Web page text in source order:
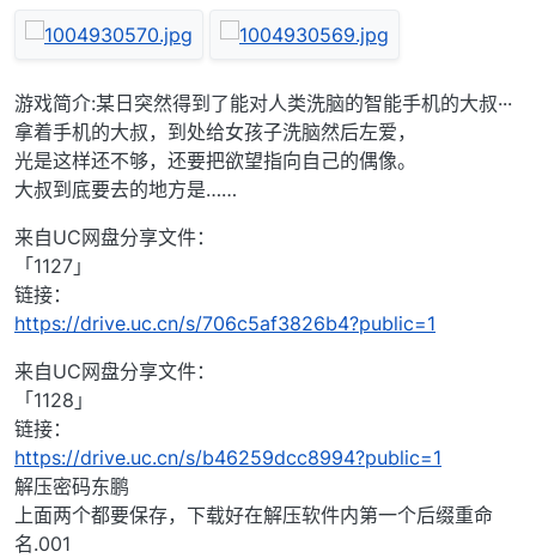
游戏简介:某日突然得到了能对人类洗脑的智能手机的大叔···
拿着手机的大叔，到处给女孩子洗脑然后左爱，
光是这样还不够，还要把欲望指向自己的偶像。
大叔到底要去的地方是……
来自UC网盘分享文件：
「1127」
链接：
https://drive.uc.cn/s/706c5af3826b4?public=1
来自UC网盘分享文件：
「1128」
链接：
https://drive.uc.cn/s/b46259dcc8994?public=1
解压密码东鹏
上面两个都要保存，下载好在解压软件内第一个后缀重命
名.001